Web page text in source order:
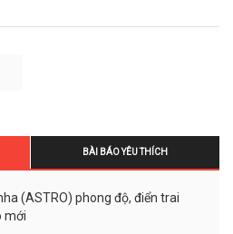
BÀI BÁO YÊU THÍCH
(ASTRO) phong độ, điển trai
mới